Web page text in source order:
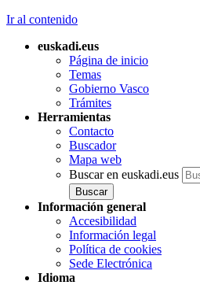
Ir al contenido
euskadi.eus
Página de inicio
Temas
Gobierno Vasco
Trámites
Herramientas
Contacto
Buscador
Mapa web
Buscar en euskadi.eus
Información general
Accesibilidad
Información legal
Política de cookies
Sede Electrónica
Idioma